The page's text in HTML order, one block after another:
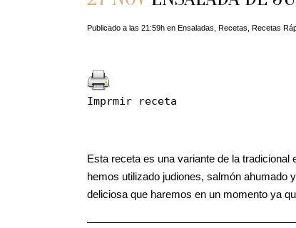
Publicado a las 21:59h en Ensaladas Recetas Recetas
Imprmir receta
Esta receta es una variante de la tradicional
hemos utilizado judiones, salmón ahumado
deliciosa que haremos en un momento ya